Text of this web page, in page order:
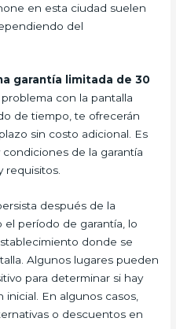
en esta ciudad suelen
del
garantía limitada de 30
con la pantalla
de tiempo, te ofrecerán
sin costo adicional. Es
de la garantía
requisitos.
después de la
el período de garantía, lo
donde se
Algunos lugares pueden
para determinar si hay
En algunos casos,
o descuentos en